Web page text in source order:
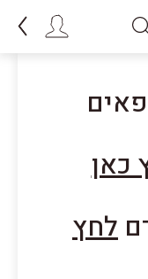
כאן
לחץ